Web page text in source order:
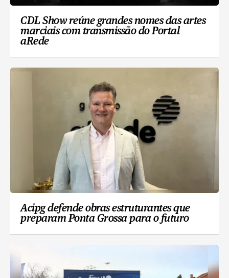
CDL Show reúne grandes nomes das artes
marciais com transmissão do Portal
aRede
Acipg defende obras estruturantes que
preparam Ponta Grossa para o futuro